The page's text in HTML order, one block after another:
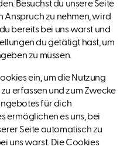
Besuchst du unsere Seite
Anspruch zu nehmen, wird
bereits bei uns warst und
du getätigt hast, um
zu müssen.
ein, um die Nutzung
erfassen und zum Zwecke
für dich
ermöglichen es uns, bei
Seite automatisch zu
uns warst. Die Cookies